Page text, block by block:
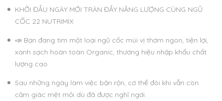
KHỞI ĐẦU NGÀY MỚI TRÀN ĐẦY NĂNG LƯỢNG CÙNG NGŨ
CỐC 22 NUTRIMIX
📣 Bạn đang tìm một loại ngũ cốc mùi vị thơm ngon, tiện lợi,
xanh sạch hoàn toàn Organic, thương hiệu nhập khẩu chất
lượng cao
Sau những ngày làm việc bận rộn, cơ thể đôi khi vẫn còn
cảm giác mệt mỏi dù đã được nghỉ ngơi.